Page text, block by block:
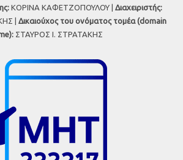
ΚΟΡΙΝΑ ΚΑΦΕΤΖΟΠΟΥΛΟΥ | Διαχειριστής:
| Δικαιούχος του ονόματος τομέα (domain
ΣΤΑΥΡΟΣ Ι. ΣΤΡΑΤΑΚΗΣ